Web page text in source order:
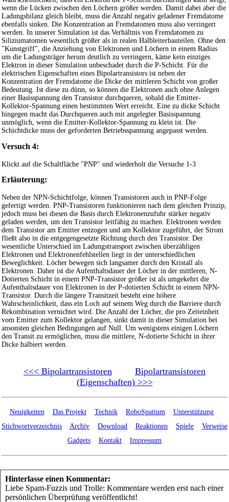
wenn die Lücken zwischen den Löchern größer werden. Damit dabei aber die
Ladungsbilanz gleich bleibt, muss die Anzahl negativ geladener Fremdatome
ebenfalls sinken. Die Konzentration an Fremdatomen muss also verringert
werden. In unserer Simulation ist das Verhältnis von Fremdatomen zu
Siliziumatomen wesentlich größer als in realen Halbleiterbauteilen. Ohne den
"Kunstgriff", die Anziehung von Elektronen und Löchern in einem Radius
um die Ladungsträger herum deutlich zu verringern, käme kein einziges
Elektron in dieser Simulation unbeschadet durch die P-Schicht. Für die
elektrischen Eigenschaften eines Bipolartransistors ist neben der
Konzentration der Fremdatome die Dicke der mittleren Schicht von großer
Bedeutung. Ist diese zu dünn, so können die Elektronen auch ohne Anlegen
einer Basisspannung den Transistor durchqueren, sobald die Emitter-
Kollektor-Spannung einen bestimmten Wert erreicht. Eine zu dicke Schicht
hingegen macht das Durchqueren auch mit angelegter Basisspannung
unmöglich, wenn die Emitter-Kollektor-Spannung zu klein ist. Die
Schichtdicke muss der geforderten Betriebsspannung angepasst werden.
Versuch 4:
Klickt auf die Schaltfläche "PNP" und wiederholt die Versuche 1-3
Erläuterung:
Neben der NPN-Schichtfolge, können Transistoren auch in PNP-Folge
gefertigt werden. PNP-Transistoren funktionieren nach dem gleichen Prinzip,
jedoch muss bei diesen die Basis durch Elektronenzufuhr stärker negativ
geladen werden, um den Transistor leitfähig zu machen. Elektronen werden
dem Transistor am Emitter entzogen und am Kollektor zugeführt, der Strom
fließt also in die entgegengesetzte Richtung durch den Transistor. Der
wesentliche Unterschied im Ladungstransport zwischen überzähligen
Elektronen und Elektronenfehlstellen liegt in der unterschiedlichen
Beweglichkeit. Löcher bewegen sich langsamer durch den Kristall als
Elektronen. Daher ist die Aufenthaltsdauer der Löcher in der mittleren, N-
Dotierten Schicht in einem PNP-Transistor größer ist als umgekehrt die
Aufenthaltsdauer von Elektronen in der P-dotierten Schicht in einem NPN-
Transistor. Durch die längere Transitzeit besteht eine höhere
Wahrscheinlichkeit, dass ein Loch auf seinem Weg durch die Barriere durch
Rekombination vernichtet wird. Die Anzahl der Löcher, die pro Zeiteinheit
vom Emitter zum Kollektor gelangen, sinkt damit in dieser Simulation bei
ansonsten gleichen Bedingungen auf Null. Um wenigstens einigen Löchern
den Transit zu ermöglichen, muss die mittlere, N-dotierte Schicht in ihrer
Dicke halbiert werden.
<<< Bipolartransistoren
Bipolartransistoren
(Eigenschaften) >>>
Neuigkeiten Das Projekt Technik RoboSpatium
Unterstützung
Stichwortverzeichnis
Archiv Download Reaktionen Spiele
Verweise
Gadgets
Kontakt Impressum